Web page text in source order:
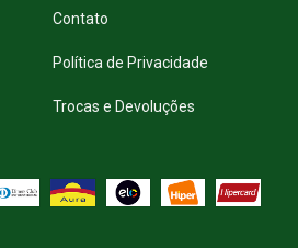
Contato
Política de Privacidade
Trocas e Devoluções